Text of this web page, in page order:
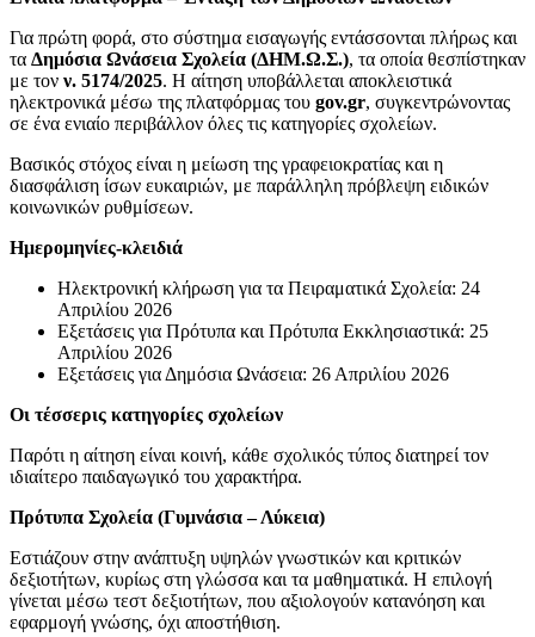
Για πρώτη φορά, στο σύστημα εισαγωγής εντάσσονται πλήρως και
τα Δημόσια Ωνάσεια Σχολεία (ΔΗΜ.Ω.Σ.), τα οποία θεσπίστηκαν
με τον ν. 5174/2025. Η αίτηση υποβάλλεται αποκλειστικά
ηλεκτρονικά μέσω της πλατφόρμας του gov.gr, συγκεντρώνοντας
σε ένα ενιαίο περιβάλλον όλες τις κατηγορίες σχολείων.
Βασικός στόχος είναι η μείωση της γραφειοκρατίας και η
διασφάλιση ίσων ευκαιριών, με παράλληλη πρόβλεψη ειδικών
κοινωνικών ρυθμίσεων.
Ημερομηνίες-κλειδιά
Ηλεκτρονική κλήρωση για τα Πειραματικά Σχολεία: 24
Απριλίου 2026
Εξετάσεις για Πρότυπα και Πρότυπα Εκκλησιαστικά: 25
Απριλίου 2026
Εξετάσεις για Δημόσια Ωνάσεια: 26 Απριλίου 2026
Οι τέσσερις κατηγορίες σχολείων
Παρότι η αίτηση είναι κοινή, κάθε σχολικός τύπος διατηρεί τον
ιδιαίτερο παιδαγωγικό του χαρακτήρα.
Πρότυπα Σχολεία (Γυμνάσια – Λύκεια)
Εστιάζουν στην ανάπτυξη υψηλών γνωστικών και κριτικών
δεξιοτήτων, κυρίως στη γλώσσα και τα μαθηματικά. Η επιλογή
γίνεται μέσω τεστ δεξιοτήτων, που αξιολογούν κατανόηση και
εφαρμογή γνώσης, όχι αποστήθιση.